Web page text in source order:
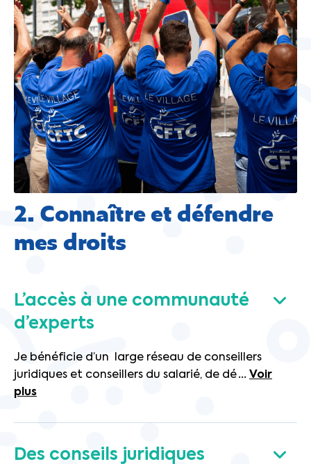
2. Connaître et défendre
mes droits
L’accès à une communauté
d’experts
Je bénéficie d’un large réseau de conseillers
juridiques et conseillers du salarié, de dé... Voir
plus
Des conseils juridiques